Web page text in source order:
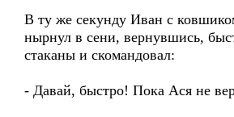
В ту же секунду Иван с
нырнул в сени, вернувшись,
стаканы и скомандовал:
- Давай, быстро! Пока Ася не